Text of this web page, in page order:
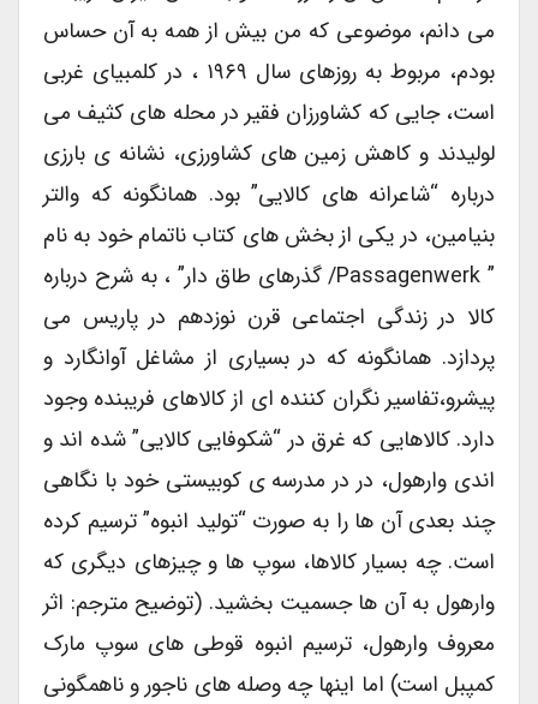
می دانم، موضوعی که من بیش از همه به آن حساس
بودم، مربوط به روزهای سال ۱۹۶۹ ، در کلمبیای غربی
است، جایی که کشاورزان فقیر در محله های کثیف می
لولیدند و کاهش زمین های کشاورزی، نشانه ی بارزی
درباره “شاعرانه های کالایی” بود. همانگونه که والتر
بنیامین، در یکی از بخش های کتاب ناتمام خود به نام
” Passagenwerk/ گذرهای طاق دار” ، به شرح درباره
کالا در زندگی اجتماعی قرن نوزدهم در پاریس می
پردازد. همانگونه که در بسیاری از مشاغل آوانگارد و
پیشرو،تفاسیر نگران کننده ای از کالاهای فریبنده وجود
دارد. کالاهایی که غرق در “شکوفایی کالایی” شده اند و
اندی وارهول، در در مدرسه ی کوبیستی خود با نگاهی
چند بعدی آن ها را به صورت “تولید انبوه” ترسیم کرده
است. چه بسیار کالاها، سوپ ها و چیزهای دیگری که
وارهول به آن ها جسمیت بخشید. (توضیح مترجم: اثر
معروف وارهول، ترسیم انبوه قوطی های سوپ مارک
کمپبل است) اما اینها چه وصله های ناجور و ناهمگونی